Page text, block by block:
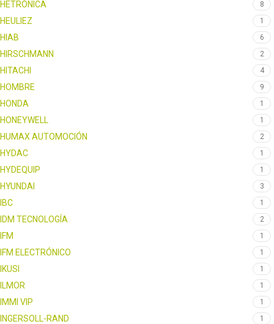
HETRÓNICA 8
HEULIEZ 1
HIAB 6
HIRSCHMANN 2
HITACHI 4
HOMBRE 9
HONDA 1
HONEYWELL 1
HUMAX AUTOMOCIÓN 2
HYDAC 1
HYDEQUIP 1
HYUNDAI 3
IBC 1
IDM TECNOLOGÍA 2
IFM 1
IFM ELECTRÓNICO 1
IKUSI 1
ILMOR 1
IMMI VIP 1
INGERSOLL-RAND 1